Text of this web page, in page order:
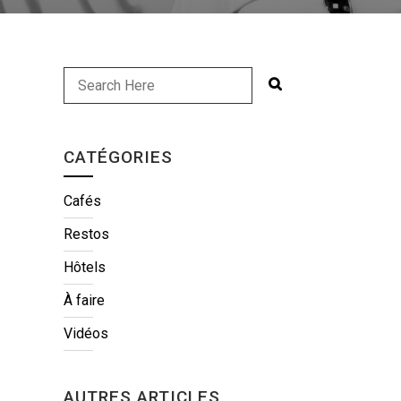
CATÉGORIES
Cafés
Restos
Hôtels
À faire
Vidéos